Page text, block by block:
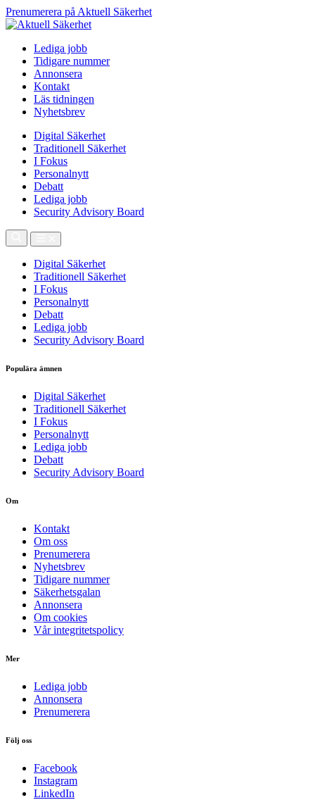
Prenumerera på Aktuell Säkerhet
Lediga jobb
Tidigare nummer
Annonsera
Kontakt
Läs tidningen
Nyhetsbrev
Digital Säkerhet
Traditionell Säkerhet
I Fokus
Personalnytt
Debatt
Lediga jobb
Security Advisory Board
Digital Säkerhet
Traditionell Säkerhet
I Fokus
Personalnytt
Debatt
Lediga jobb
Security Advisory Board
Populära ämnen
Digital Säkerhet
Traditionell Säkerhet
I Fokus
Personalnytt
Lediga jobb
Debatt
Security Advisory Board
Om
Kontakt
Om oss
Prenumerera
Nyhetsbrev
Tidigare nummer
Säkerhetsgalan
Annonsera
Om cookies
Vår integritetspolicy
Mer
Lediga jobb
Annonsera
Prenumerera
Följ oss
Facebook
Instagram
LinkedIn